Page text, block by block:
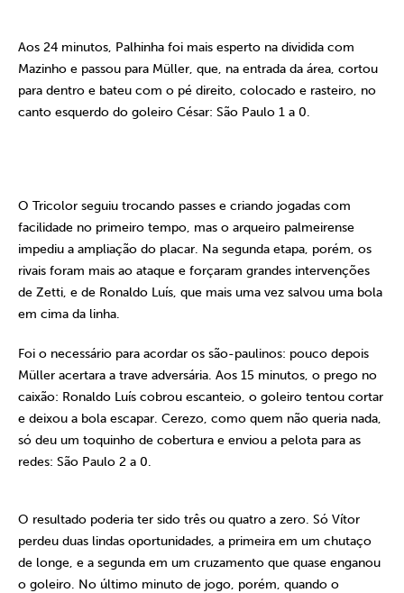
Aos 24 minutos, Palhinha foi mais esperto na dividida com
Mazinho e passou para Müller, que, na entrada da área, cortou
para dentro e bateu com o pé direito, colocado e rasteiro, no
canto esquerdo do goleiro César: São Paulo 1 a 0.
O Tricolor seguiu trocando passes e criando jogadas com
facilidade no primeiro tempo, mas o arqueiro palmeirense
impediu a ampliação do placar. Na segunda etapa, porém, os
rivais foram mais ao ataque e forçaram grandes intervenções
de Zetti, e de Ronaldo Luís, que mais uma vez salvou uma bola
em cima da linha.
Foi o necessário para acordar os são-paulinos: pouco depois
Müller acertara a trave adversária. Aos 15 minutos, o prego no
caixão: Ronaldo Luís cobrou escanteio, o goleiro tentou cortar
e deixou a bola escapar. Cerezo, como quem não queria nada,
só deu um toquinho de cobertura e enviou a pelota para as
redes: São Paulo 2 a 0.
O resultado poderia ter sido três ou quatro a zero. Só Vítor
perdeu duas lindas oportunidades, a primeira em um chutaço
de longe, e a segunda em um cruzamento que quase enganou
o goleiro. No último minuto de jogo, porém, quando o